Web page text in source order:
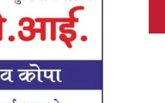
Latest